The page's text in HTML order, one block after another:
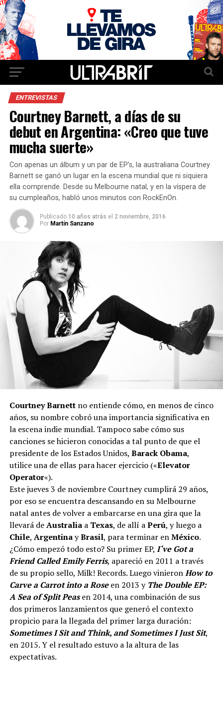
ENTREVISTAS
Courtney Barnett, a días de su
debut en Argentina: «Creo que tuve
mucha suerte»
Con apenas un álbum y un par de EP’s, la australiana Courtney
Barnett se ganó un lugar en la escena mundial que ni siquiera
ella comprende. Desde su Melbourne natal, y en la víspera de
su cumpleaños, habló unos minutos con RockEnOn.
Publicado 10 años atrás el 2 noviembre, 2016
Por Martín Sanzano
Courtney Barnettno entiende cómo, en menos de cinco
años, su nombre cobró una importancia significativa en
la escena indie mundial. Tampoco sabe cómo sus
canciones se hicieron conocidas a tal punto de que el
presidente de los Estados Unidos, Barack Obama,
utilice una de ellas para hacer ejercicio («Elevator
Operator«).
Este jueves 3 de noviembre Courtney cumplirá 29 años,
por eso se encuentra descansando en su Melbourne
natal antes de volver a embarcarse en una gira que la
llevará deAustraliaa Texas, de allí aPerú, y luego a
Chile, ArgentinayBrasil, para terminar enMéxico.
¿Cómo empezó todo esto? Su primer EP, I‘ve Got a
Friend Called Emily Ferris, apareció en 2011 a través
de su propio sello, Milk! Records. Luego vinieronHow to
Carve a Carrot into a Roseen 2013 y The Double EP:
A Sea of Split Peasen 2014, una combinación de sus
dos primeros lanzamientos que generó el contexto
propicio para la llegada del primer larga duración:
Sometimes I Sit and Think, and Sometimes I Just Sit,
en 2015. Y el resultado estuvo a la altura de las
expectativas.